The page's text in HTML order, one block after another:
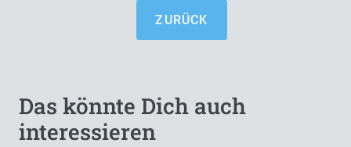
ZURÜCK
Das könnte Dich auch
interessieren